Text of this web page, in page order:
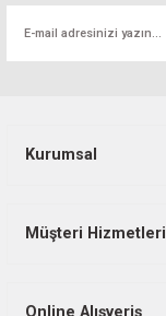
Kurumsal
Müşteri Hizmetleri
Online Alışveriş